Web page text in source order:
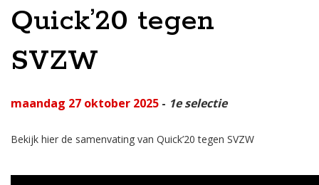
Quick’20 tegen
SVZW
maandag 27 oktober 2025 - 1e selectie
Bekijk hier de samenvating van Quick’20 tegen SVZW